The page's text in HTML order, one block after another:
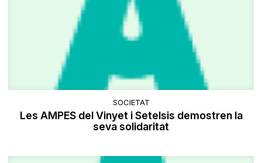
SOCIETAT
Les AMPES del Vinyet i Setelsis demostren la
seva solidaritat